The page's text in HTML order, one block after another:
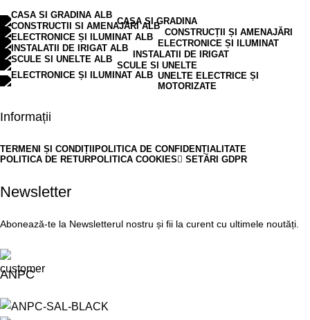
CASA SI GRADINA
CONSTRUCȚII ȘI AMENAJĂRI
ELECTRONICE ȘI ILUMINAT
INSTALATII DE IRIGAT
SCULE SI UNELTE
UNELTE ELECTRICE ȘI
MOTORIZATE
Informații
TERMENI ȘI CONDIȚII
POLITICA DE CONFIDENȚIALITATE
POLITICA DE RETURPOLITICA COOKIES SETĂRI GDPR
Newsletter
Abonează-te la Newsletterul nostru și fii la curent cu ultimele noutăți.
ANPC